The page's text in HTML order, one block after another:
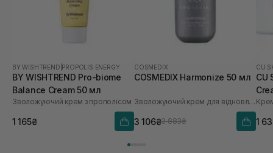
BY WISHTREND PROPOLIS ENERGY
BY WISHTREND Pro-biome
Balance Cream 50 мл
Зволожуючий крем з прополісом
1 165₴
COSMEDIX
COSMEDIX Harmonize 50 мл
Зволожуючий крем для відновлення мікробіома
3 106₴3 883₴
CU
CU
1